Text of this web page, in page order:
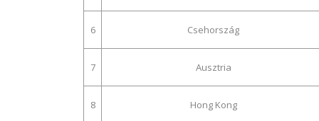
6 Csehország
7 Ausztria
8 Hong Kong